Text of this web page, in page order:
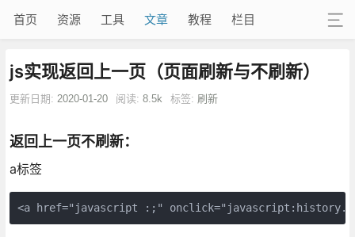
首页 资源 工具 文章 教程 栏目
js实现返回上一页（页面刷新与不刷新）
更新日期: 2020-01-20 阅读: 8.5k 标签: 刷新
返回上一页不刷新：
a标签